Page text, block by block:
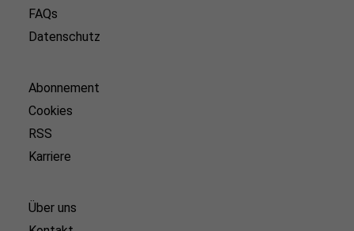
FAQs
Datenschutz
Abonnement
Cookies
RSS
Karriere
Über uns